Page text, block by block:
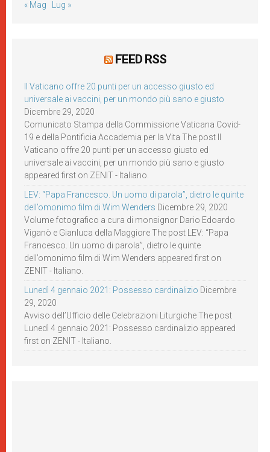
« Mag Lug »
FEED RSS
Il Vaticano offre 20 punti per un accesso giusto ed
universale ai vaccini, per un mondo più sano e giusto
Dicembre 29, 2020
Comunicato Stampa della Commissione Vaticana Covid-
19 e della Pontificia Accademia per la Vita The post Il
Vaticano offre 20 punti per un accesso giusto ed
universale ai vaccini, per un mondo più sano e giusto
appeared first on ZENIT - Italiano.
LEV: “Papa Francesco. Un uomo di parola”, dietro le quinte
dell’omonimo film di Wim Wenders Dicembre 29, 2020
Volume fotografico a cura di monsignor Dario Edoardo
Viganò e Gianluca della Maggiore The post LEV: “Papa
Francesco. Un uomo di parola”, dietro le quinte
dell’omonimo film di Wim Wenders appeared first on
ZENIT - Italiano.
Lunedì 4 gennaio 2021: Possesso cardinalizio Dicembre
29, 2020
Avviso dell’Ufficio delle Celebrazioni Liturgiche The post
Lunedì 4 gennaio 2021: Possesso cardinalizio appeared
first on ZENIT - Italiano.